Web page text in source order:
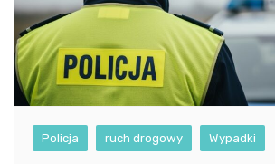
Policja ruch drogowy Wypadki